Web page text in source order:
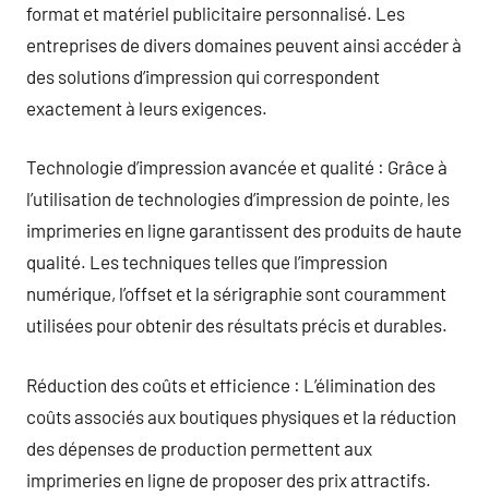
format et matériel publicitaire personnalisé. Les
entreprises de divers domaines peuvent ainsi accéder à
des solutions d’impression qui correspondent
exactement à leurs exigences.
Technologie d’impression avancée et qualité : Grâce à
l’utilisation de technologies d’impression de pointe, les
imprimeries en ligne garantissent des produits de haute
qualité. Les techniques telles que l’impression
numérique, l’offset et la sérigraphie sont couramment
utilisées pour obtenir des résultats précis et durables.
Réduction des coûts et efficience : L’élimination des
coûts associés aux boutiques physiques et la réduction
des dépenses de production permettent aux
imprimeries en ligne de proposer des prix attractifs.